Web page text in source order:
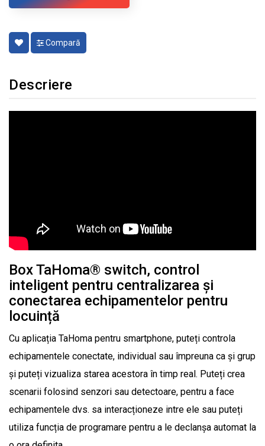
Compară
Descriere
Box TaHoma® switch, control
inteligent pentru centralizarea și
conectarea echipamentelor pentru
locuință
Cu aplicația TaHoma pentru smartphone, puteți controla
echipamentele conectate, individual sau împreuna ca și grup
și puteți vizualiza starea acestora în timp real. Puteți crea
scenarii folosind senzori sau detectoare, pentru a face
echipamentele dvs. sa interacționeze intre ele sau puteți
utiliza funcția de programare pentru a le declanșa automat la